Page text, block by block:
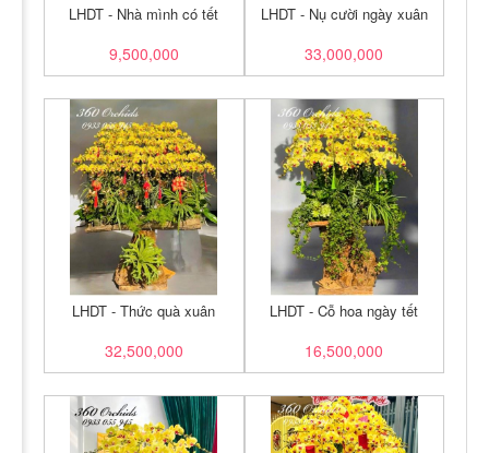
LHDT - Nhà mình có tết
9,500,000
LHDT - Nụ cười ngày xuân
33,000,000
LHDT - Thức quà xuân
32,500,000
LHDT - Cỗ hoa ngày tết
16,500,000